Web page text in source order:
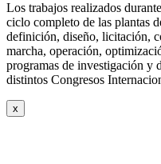
Los trabajos realizados
ciclo completo de las plantas
definición, diseño, licitación,
marcha, operación,
programas de investigación y
distintos Congresos
x